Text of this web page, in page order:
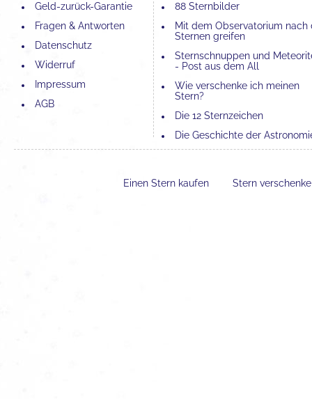
Geld-zurück-Garantie
Fragen & Antworten
Datenschutz
Widerruf
Impressum
AGB
88 Sternbilder
Mit dem Observatorium nach
Sternen greifen
Sternschnuppen und
- Post aus dem All
Wie verschenke ich meinen
Stern?
Die 12 Sternzeichen
Die Geschichte der
Der Unterschied zwischen
Einen Stern kaufen Stern